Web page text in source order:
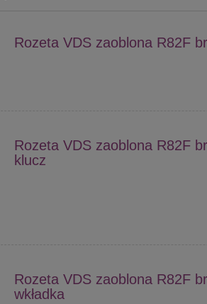
Rozeta VDS zaoblona R82F
Rozeta VDS zaoblona R82F
klucz
Rozeta VDS zaoblona R82F
wkładka